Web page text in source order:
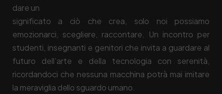
dare un
significato a ciò che crea, solo noi possiamo
emozionarci, scegliere, raccontare. Un incontro per
studenti, insegnanti e genitori che invita a guardare al
futuro dell’arte e della tecnologia con serenità,
ricordandoci che nessuna macchina potrà mai imitare
la meraviglia dello sguardo umano.